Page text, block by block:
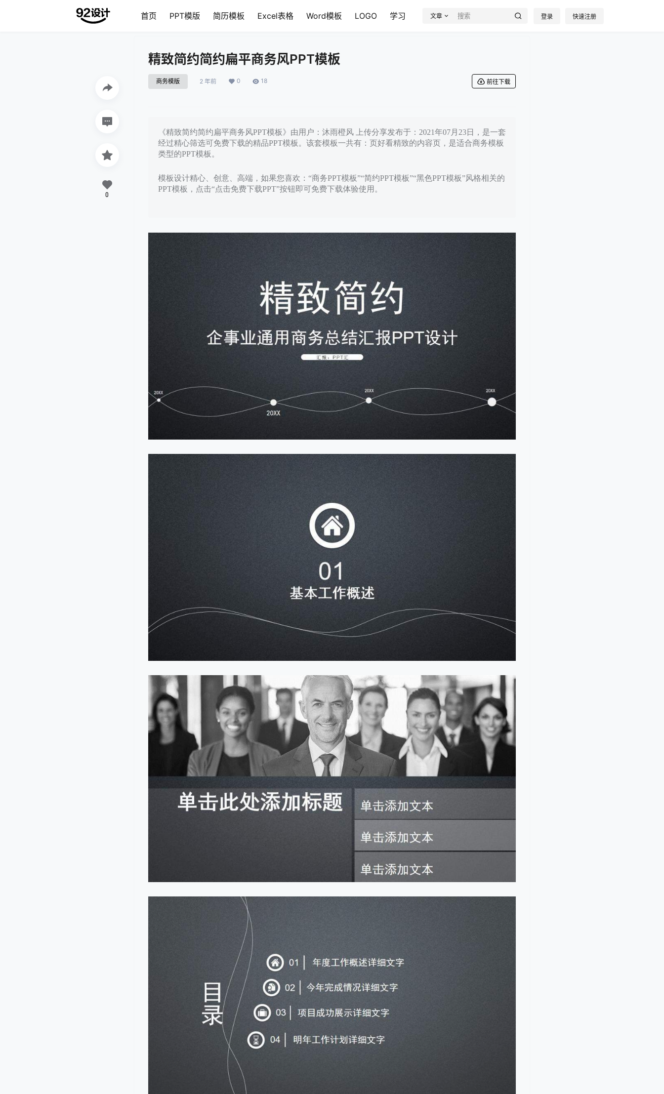
首页 PPT模版 简历模板 Excel表格 Word模板 LOGO 学习 文章 登录 快速注册
精致简约简约扁平商务风PPT模板
商务模版 2 年前 0 18 前往下载
《精致简约简约扁平商务风PPT模板》由用户：沐雨橙风 上传分享发布于：2021年07月23日，是一套
经过精心筛选可免费下载的精品PPT模板。该套模板一共有：页好看精致的内容页，是适合商务模板
类型的PPT模板。
模板设计精心、创意、高端，如果您喜欢：“商务PPT模板”“简约PPT模板”“黑色PPT模板”风格相关的
PPT模板，点击“点击免费下载PPT”按钮即可免费下载体验使用。
0